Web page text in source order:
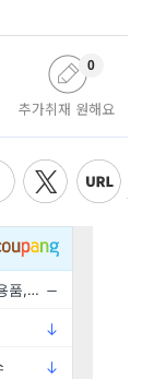
추가취재 원해요
0